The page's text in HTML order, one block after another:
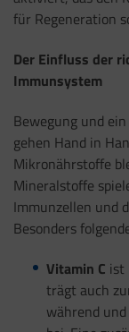
für Regeneration
Der Einfluss der
Immunsystem
Bewegung und
gehen Hand in
Mikronährstoffe
Mineralstoffe
Immunzellen und
Besonders
Vitamin C ist
trägt auch
während